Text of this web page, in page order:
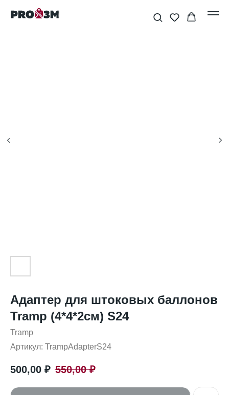
Адаптер для штоковых баллонов
Tramp (4*4*2см) S24
Tramp
Артикул: TrampAdapterS24
500,00 ₽ 550,00 ₽